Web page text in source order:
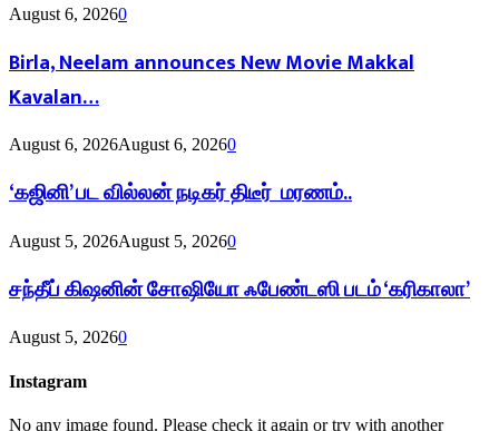
August 6, 20260
Birla, Neelam announces New Movie Makkal
Kavalan…
August 6, 2026August 6, 20260
‘கஜினி’ பட வில்லன் நடிகர் திடீர் மரணம்..
August 5, 2026August 5, 20260
சந்தீப் கிஷனின் சோஷியோ ஃபேண்டஸி படம் ‘கரிகாலா’
August 5, 20260
Instagram
No any image found. Please check it again or try with another